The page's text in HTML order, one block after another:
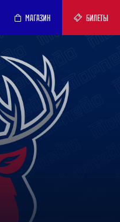
МАГАЗИН БИЛЕТЫ